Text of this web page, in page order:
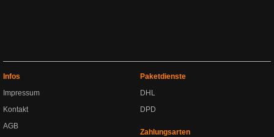
Infos
Impressum
Kontakt
AGB
Paketdienste
DHL
DPD
Zahlungsarten